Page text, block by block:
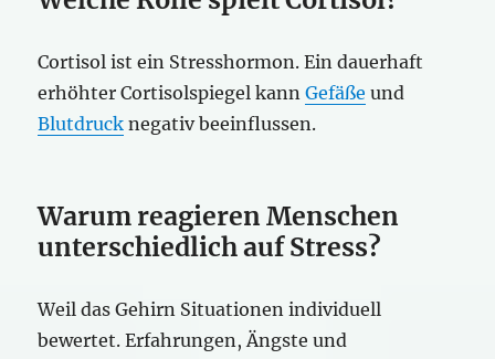
Cortisol ist ein Stresshormon. Ein dauerhaft
erhöhter Cortisolspiegel kannGefäße und
Blutdruck negativ beeinflussen.
Warum reagieren Menschen
unterschiedlich auf Stress?
Weil das Gehirn Situationen individuell
bewertet. Erfahrungen, Ängste und